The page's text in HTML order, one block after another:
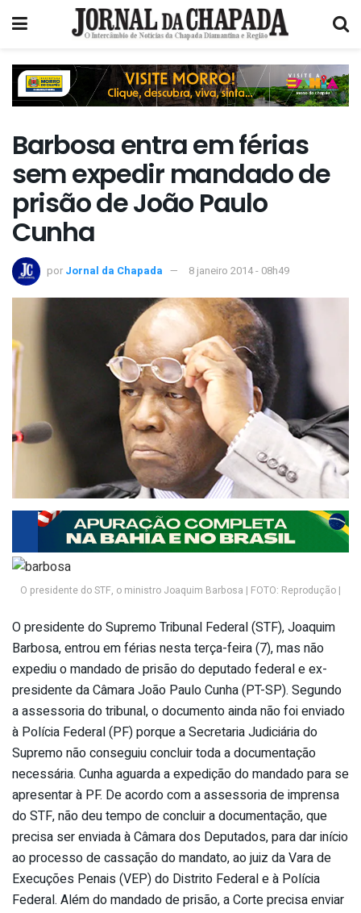
Barbosa entra em férias
sem expedir mandado de
prisão de João Paulo
Cunha
por Jornal da Chapada 8 janeiro 2014 - 08h49
O presidente do STF, o ministro Joaquim Barbosa | FOTO: Reprodução |
O presidente do Supremo Tribunal Federal (STF), Joaquim
Barbosa, entrou em férias nesta terça-feira (7), mas não
expediu o mandado de prisão do deputado federal e ex-
presidente da Câmara João Paulo Cunha (PT-SP). Segundo
a assessoria do tribunal, o documento ainda não foi enviado
à Polícia Federal (PF) porque a Secretaria Judiciária do
Supremo não conseguiu concluir toda a documentação
necessária. Cunha aguarda a expedição do mandado para se
apresentar à PF. De acordo com a assessoria de imprensa
do STF, não deu tempo de concluir a documentação, que
precisa ser enviada à Câmara dos Deputados, para dar início
ao processo de cassação do mandato, ao juiz da Vara de
Execuções Penais (VEP) do Distrito Federal e à Polícia
Federal. Além do mandado de prisão, a Corte precisa enviar